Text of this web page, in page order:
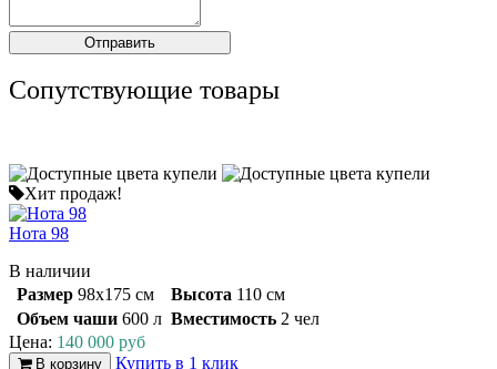
Сопутствующие товары
Хит продаж!
Нота 98
В наличии
Размер 98х175 см Высота 110 см
Объем чаши 600 л Вместимость 2 чел
Цена: 140 000 руб
В корзину
Купить в 1 клик